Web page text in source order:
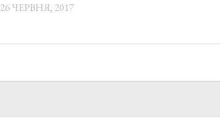
26 ЧЕРВНЯ, 2017